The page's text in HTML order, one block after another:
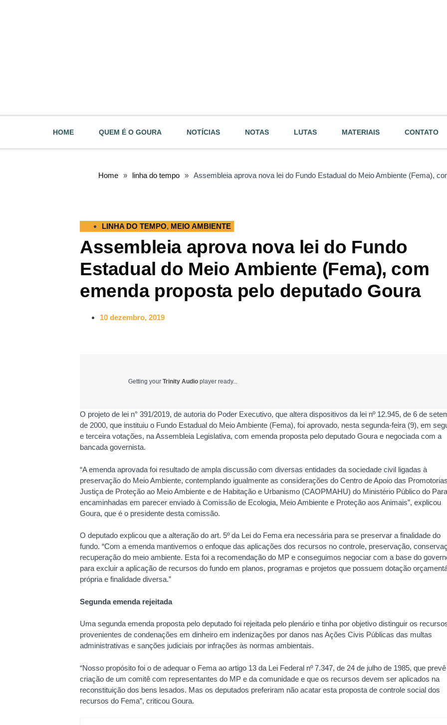
HOME QUEM É O GOURA NOTÍCIAS NOTAS LUTAS MATERIAIS CONTATO
Home » linha do tempo » Assembleia aprova nova lei do Fundo Estadual do Meio Ambiente (Fema),
LINHA DO TEMPO, MEIO AMBIENTE
Assembleia aprova nova lei do Fundo
Estadual do Meio Ambiente (Fema), com
emenda proposta pelo deputado Goura
10 dezembro, 2019
Getting your Trinity Audio player ready...
O projeto de lei n° 391/2019, de autoria do Poder Executivo, que altera dispositivos da lei nº 12.945, de 6 de
de 2000, que instituiu o Fundo Estadual do Meio Ambiente (Fema), foi aprovado, nesta segunda-feira (9), em
e terceira votações, na Assembleia Legislativa, com emenda proposta pelo deputado Goura e negociada com a
bancada governista.
“A emenda aprovada foi resultado de ampla discussão com diversas entidades da sociedade civil ligadas à
preservação do Meio Ambiente, contemplando igualmente as considerações do Centro de Apoio das
Justiça de Proteção ao Meio Ambiente e de Habitação e Urbanismo (CAOPMAHU) do Ministério Público do
encaminhadas em parecer enviado à Comissão de Ecologia, Meio Ambiente e Proteção aos Animais”, explicou
Goura, que é o presidente desta comissão.
O deputado explicou que a alteração do art. 5º da Lei do Fema era necessária para se preservar a finalidade do
fundo. “Com a emenda mantivemos o enfoque das aplicações dos recursos no controle, preservação,
recuperação do meio ambiente. Esta foi a recomendação do MP e conseguimos negociar com a base do
para excluir a aplicação de recursos do fundo em planos, programas e projetos que possuem dotação
própria e finalidade diversa.”
Segunda emenda rejeitada
Uma segunda emenda proposta pelo deputado foi rejeitada pelo plenário e tinha por objetivo distinguir os
provenientes de condenações em dinheiro em indenizações por danos nas Ações Civis Públicas das multas
administrativas e sanções judiciais por infrações às normas ambientais.
“Nosso propósito foi o de adequar o Fema ao artigo 13 da Lei Federal nº 7.347, de 24 de julho de 1985, que
criação de um comitê com representantes do MP e da comunidade e que os recursos devem ser aplicados na
reconstituição dos bens lesados. Mas os deputados preferiram não acatar esta proposta de controle social dos
recursos do Fema”, criticou Goura.